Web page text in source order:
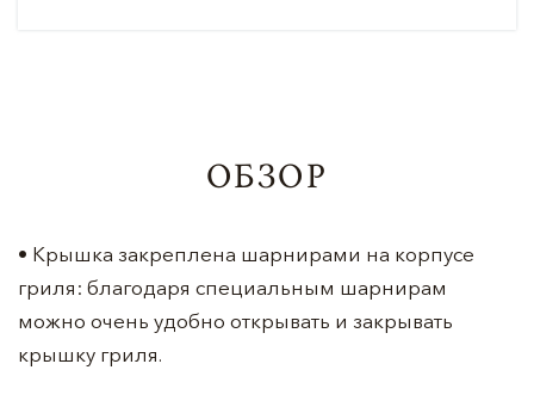
ОБЗОР
• Крышка закреплена шарнирами на корпусе
гриля: благодаря специальным шарнирам
можно очень удобно открывать и закрывать
крышку гриля.